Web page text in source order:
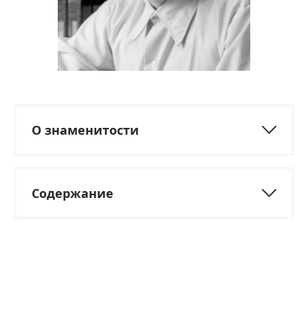
О знаменитости
Содержание